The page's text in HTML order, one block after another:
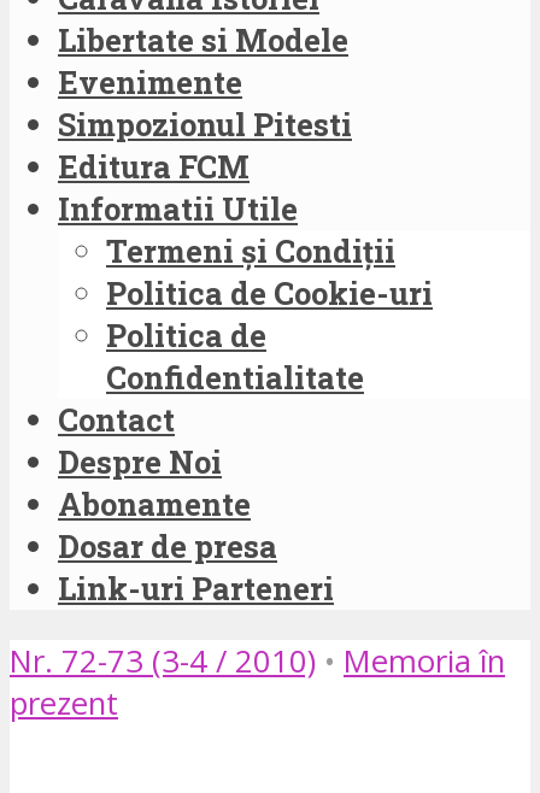
Libertate si Modele
Evenimente
Simpozionul Pitesti
Editura FCM
Informatii Utile
Termeni și Condiții
Politica de Cookie-uri
Politica de
Confidentialitate
Contact
Despre Noi
Abonamente
Dosar de presa
Link-uri Parteneri
Nr. 72-73 (3-4 / 2010) • Memoria în
prezent